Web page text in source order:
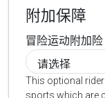
附加保障
冒险运动附加险
This optional
sports which are